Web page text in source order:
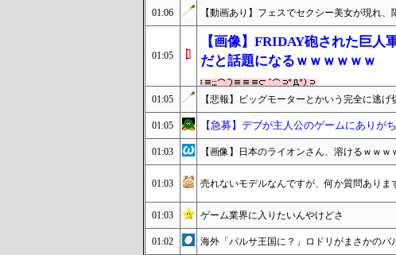
01:06 【動画あり】フェスでセクシー美女が現れ、
01:05
【画像】FRIDAY砲された巨人
だと話題になるｗｗｗｗｗｗ
01:05 【悲報】ビッグモーターとかいう完全に逃げ
01:05 【急募】デブが主人公のゲームにありが
01:03 【画像】日本のライオンさん、溶けるｗｗ
01:03 売れないモデルなんですが、何か質問ありま
01:03 ゲーム業界に入りたいんやけどさ
01:02 海外「バルサ王国に？」ロドリがまさかのバ